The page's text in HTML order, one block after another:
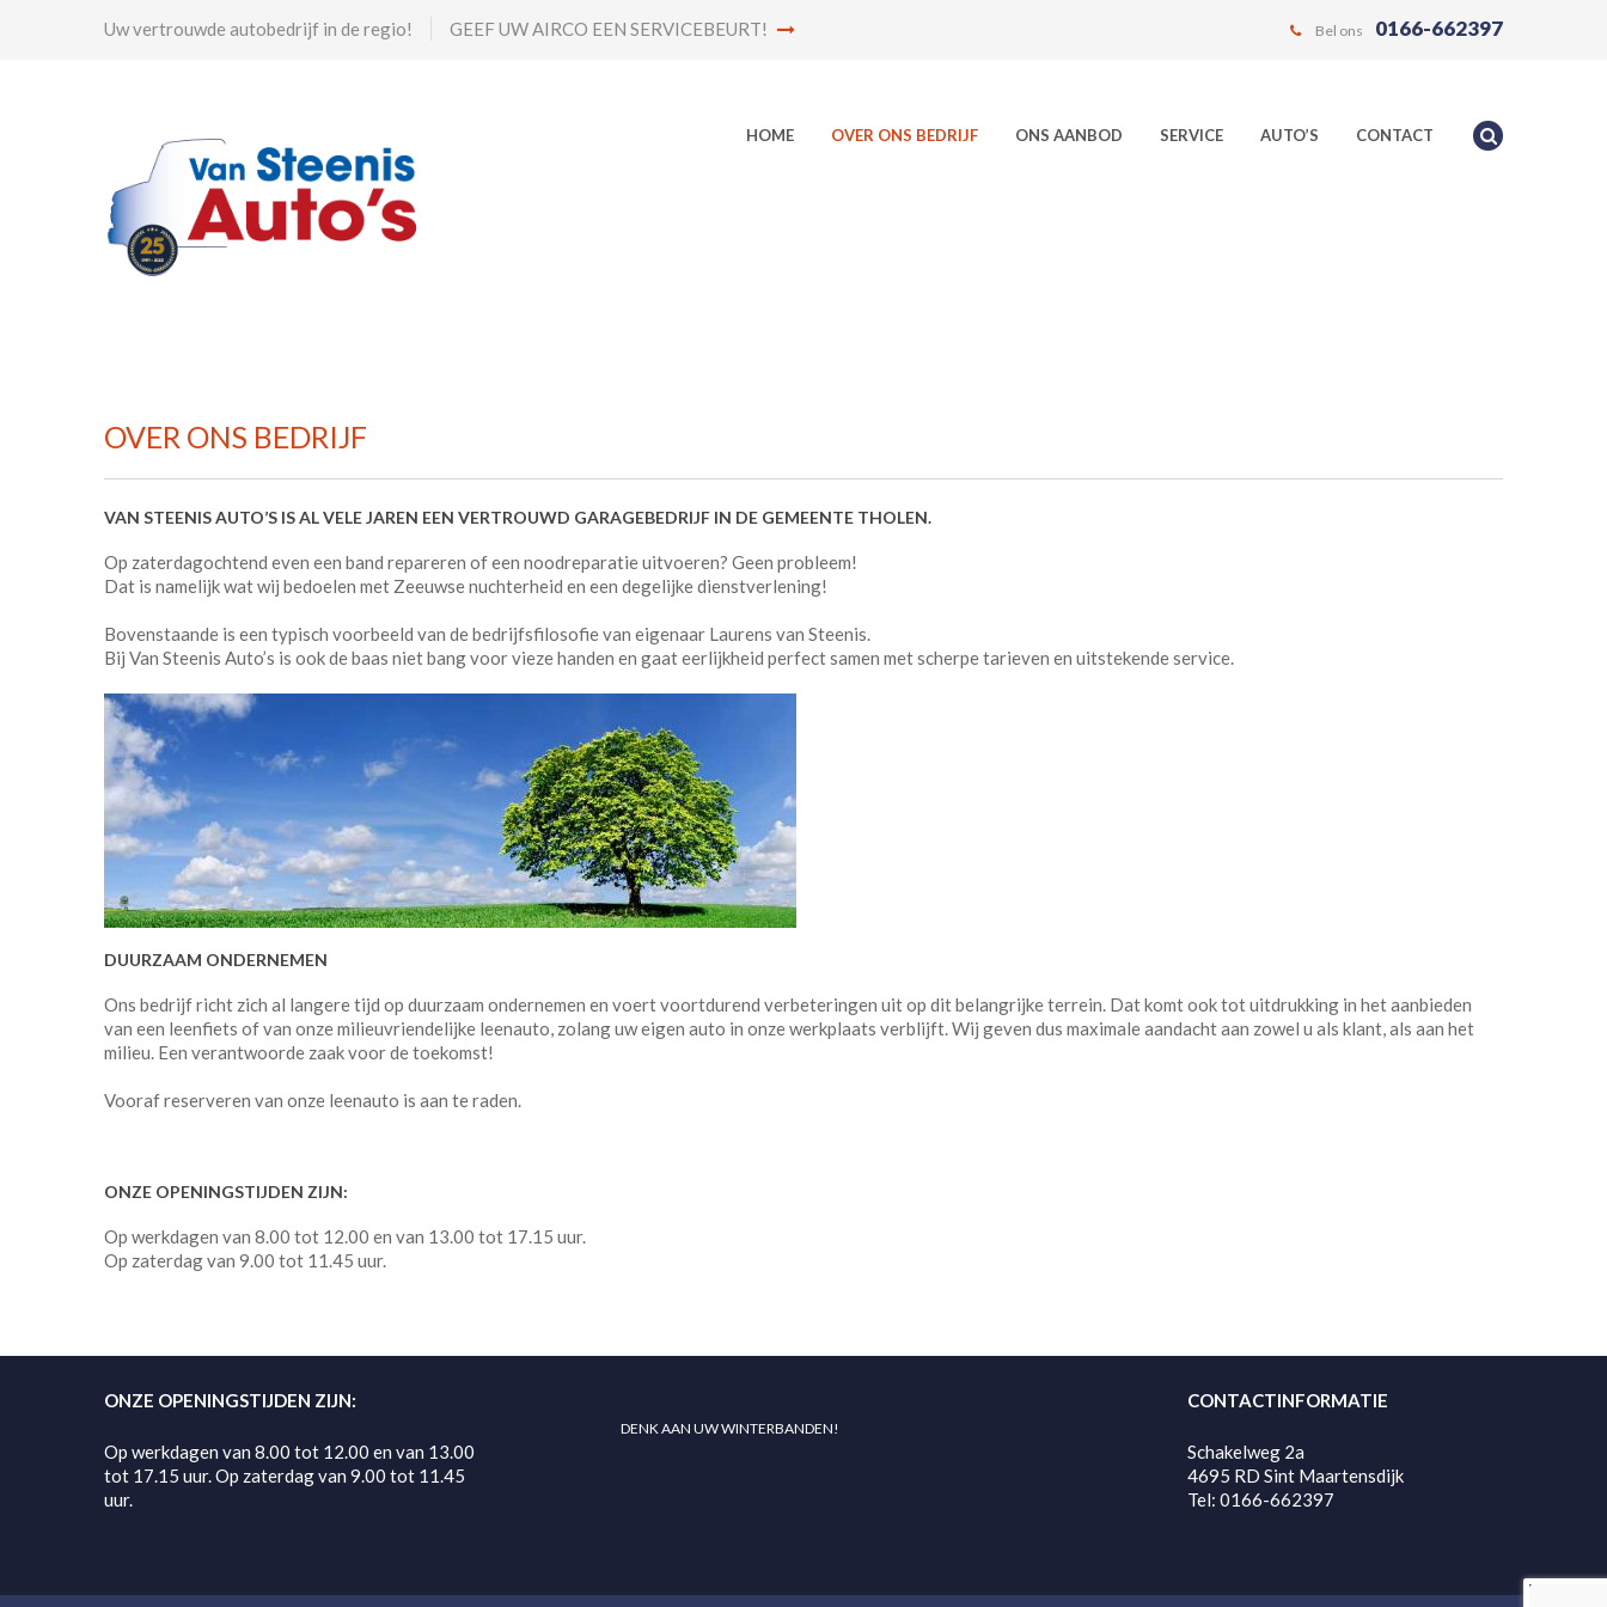
Uw vertrouwde autobedrijf in de regio! GEEF UW AIRCO EEN SERVICEBEURT! Bel ons 0166-662397
HOME OVER ONS BEDRIJF ONS AANBOD SERVICE AUTO’S CONTACT
OVER ONS BEDRIJF
VAN STEENIS AUTO’S IS AL VELE JAREN EEN VERTROUWD GARAGEBEDRIJF IN DE GEMEENTE THOLEN.
Op zaterdagochtend even een band repareren of een noodreparatie uitvoeren? Geen probleem!
Dat is namelijk wat wij bedoelen met Zeeuwse nuchterheid en een degelijke dienstverlening!
Bovenstaande is een typisch voorbeeld van de bedrijfsfilosofie van eigenaar Laurens van Steenis.
Bij Van Steenis Auto’s is ook de baas niet bang voor vieze handen en gaat eerlijkheid perfect samen met scherpe tarieven en uitstekende service.
DUURZAAM ONDERNEMEN
Ons bedrijf richt zich al langere tijd op duurzaam ondernemen en voert voortdurend verbeteringen uit op dit belangrijke terrein. Dat komt ook tot uitdrukking in het aanbieden
van een leenfiets of van onze milieuvriendelijke leenauto, zolang uw eigen auto in onze werkplaats verblijft. Wij geven dus maximale aandacht aan zowel u als klant, als aan het
milieu. Een verantwoorde zaak voor de toekomst!
Vooraf reserveren van onze leenauto is aan te raden.
ONZE OPENINGSTIJDEN ZIJN:
Op werkdagen van 8.00 tot 12.00 en van 13.00 tot 17.15 uur.
Op zaterdag van 9.00 tot 11.45 uur.
ONZE OPENINGSTIJDEN ZIJN:
Op werkdagen van 8.00 tot 12.00 en van 13.00
tot 17.15 uur. Op zaterdag van 9.00 tot 11.45
uur.
DENK AAN UW WINTERBANDEN!
CONTACTINFORMATIE
Schakelweg 2a
4695 RD Sint Maartensdijk
Tel: 0166-662397